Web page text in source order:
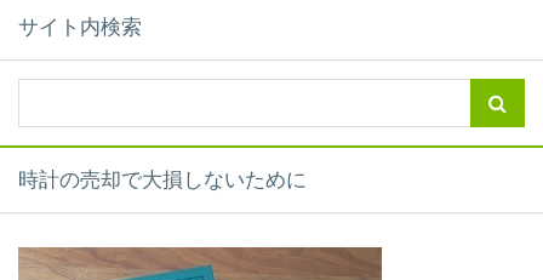
サイト内検索
時計の売却で大損しないために